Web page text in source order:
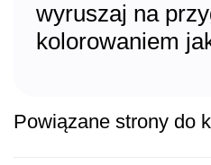
wyruszaj na
kolorowaniem
Powiązane strony do